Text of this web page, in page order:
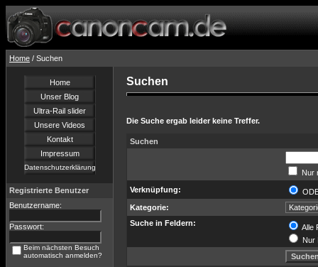
Home / Suchen
Home
Unser Blog
Ultra-Rail slider
Unsere Videos
Kontakt
Impressum
Datenschutzerklärung
Registrierte Benutzer
Benutzername:
Passwort:
Beim nächsten Besuch
automatisch anmelden?
Suchen
Die Suche ergab leider keine Treffer.
Suchen
Nur
Verknüpfung:
Kategorie:
Suche in Feldern:
Alle
Nur